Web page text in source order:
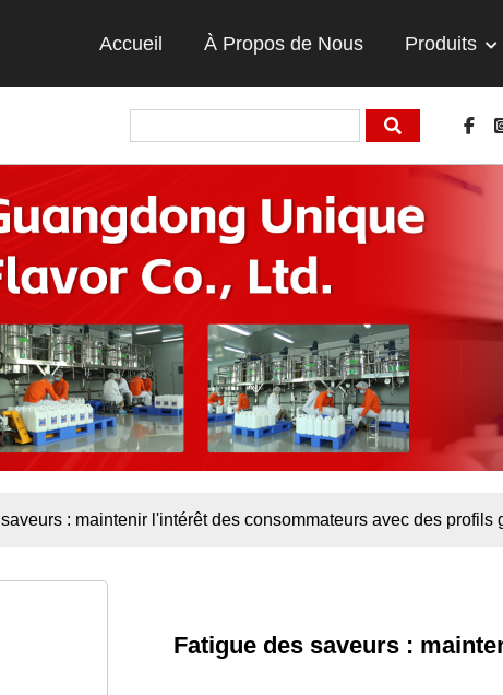
Accueil À Propos de Nous Produits
: maintenir l'intérêt des consommateurs avec des profils
Fatigue des saveurs :